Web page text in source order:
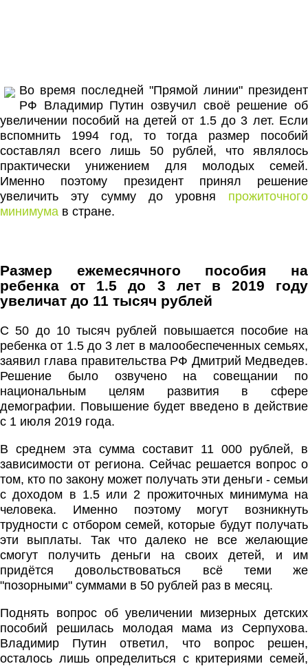
Во время последней "Прямой линии" президент
РФ Владимир Путин озвучил своё решение об
увеличении пособий на детей от 1.5 до 3 лет. Если
вспомнить 1994 год, то тогда размер пособий
составлял всего лишь 50 рублей, что являлось
практически унижением для молодых семей.
Именно поэтому президент принял решение
увеличить эту сумму до уровня прожиточного
минимума в стране.
Размер ежемесячного пособия на
ребенка от 1.5 до 3 лет в 2019 году
увеличат до 11 тысяч рублей
С 50 до 10 тысяч рублей повышается пособие на
ребенка от 1.5 до 3 лет в малообеспеченных семьях,
заявил глава правительства РФ Дмитрий Медведев.
Решение было озвучено на совещании по
национальным целям развития в сфере
демографии. Повышение будет введено в действие
с 1 июля 2019 года.
В среднем эта сумма составит 11 000 рублей, в
зависимости от региона. Сейчас решается вопрос о
том, кто по закону может получать эти деньги - семьи
с доходом в 1.5 или 2 прожиточных минимума на
человека. Именно поэтому могут возникнуть
трудности с отбором семей, которые будут получать
эти выплаты. Так что далеко не все желающие
смогут получить деньги на своих детей, и им
придётся довольствоваться всё теми же
"позорными" суммами в 50 рублей раз в месяц.
Поднять вопрос об увеличении мизерных детских
пособий решилась молодая мама из Серпухова.
Владимир Путин ответил, что вопрос решен,
осталось лишь определиться с критериями семей,